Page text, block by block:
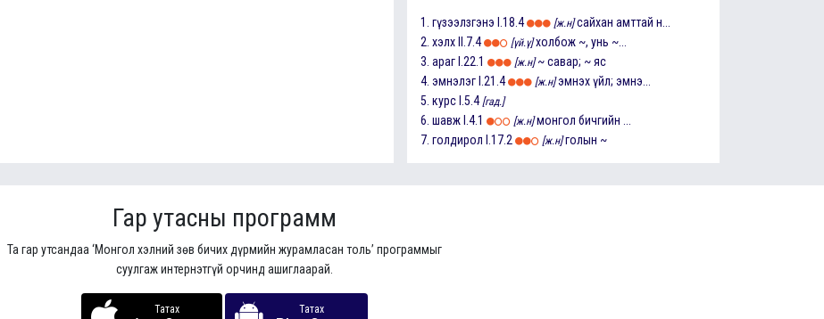
1. гүзээлзгэнэ I.18.4 [ж.н] сайхан амттай н...
2. хэлх II.7.4 [үй.ү] холбож ~, унь ~...
3. араг I.22.1 [ж.н] ~ савар; ~ яс
4. эмнэлэг I.21.4 [ж.н] эмнэх үйл; эмнэ...
5. курс I.5.4 [гад.]
6. шавж I.4.1 [ж.н] монгол бичгийн ...
7. голдирол I.17.2 [ж.н] голын ~
Гар утасны программ
Та гар утсандаа ‘Монгол хэлний зөв бичих дүрмийн журамласан толь’ программыг
суулгаж интернэтгүй орчинд ашиглаарай.
Татах Татах